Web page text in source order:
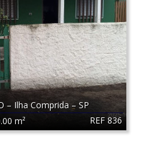
REF 836
– Ilha Comprida – SP
m²